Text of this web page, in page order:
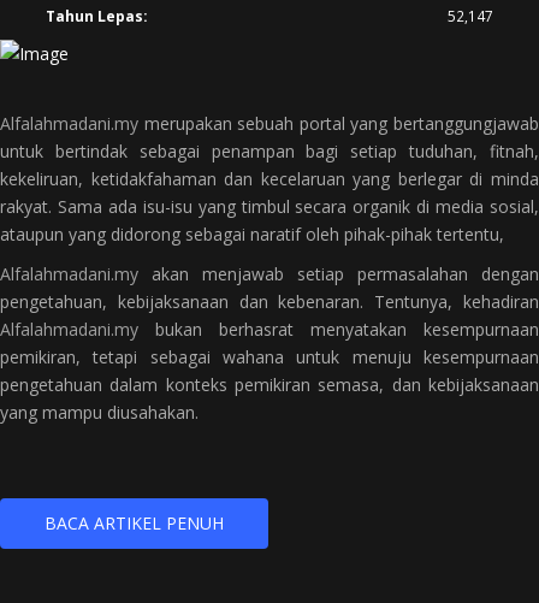
Tahun Lepas:
52,147
Alfalahmadani.my merupakan sebuah portal yang bertanggungjawab
untuk bertindak sebagai penampan bagi setiap tuduhan, fitnah,
kekeliruan, ketidakfahaman dan kecelaruan yang berlegar di minda
rakyat. Sama ada isu-isu yang timbul secara organik di media sosial,
ataupun yang didorong sebagai naratif oleh pihak-pihak tertentu,
Alfalahmadani.my akan menjawab setiap permasalahan dengan
pengetahuan, kebijaksanaan dan kebenaran. Tentunya, kehadiran
Alfalahmadani.my bukan berhasrat menyatakan kesempurnaan
pemikiran, tetapi sebagai wahana untuk menuju kesempurnaan
pengetahuan dalam konteks pemikiran semasa, dan kebijaksanaan
yang mampu diusahakan.
BACA ARTIKEL PENUH